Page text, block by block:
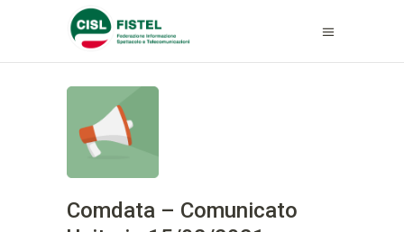
Comdata – Comunicato